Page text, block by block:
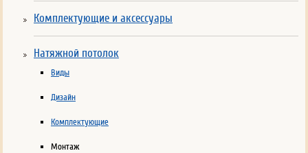
Комплектующие и аксессуары
Натяжной потолок
Виды
Дизайн
Комплектующие
Монтаж